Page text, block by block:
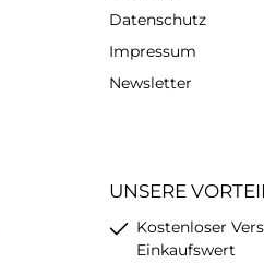
Datenschutz
Impressum
Newsletter
UNSERE
Kostenloser
Einkaufswert